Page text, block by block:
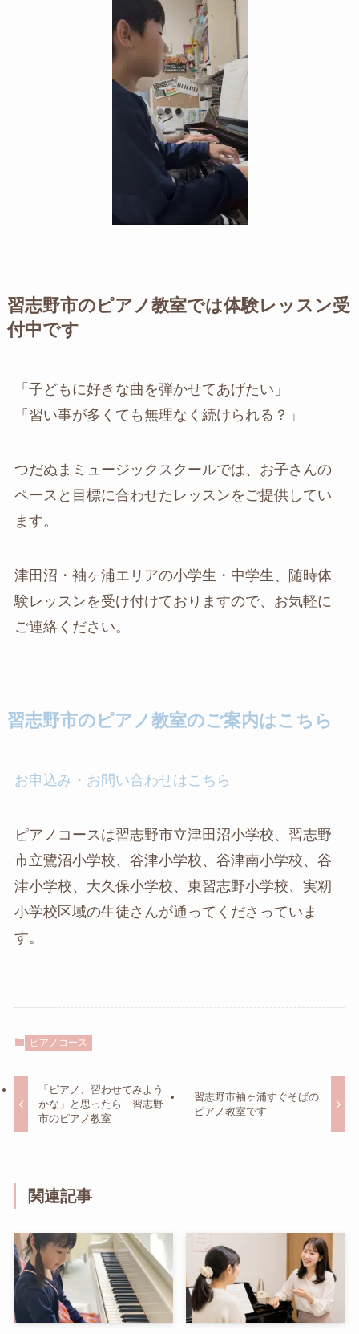
習志野市のピアノ教室では体験レッスン受
付中です
「子どもに好きな曲を弾かせてあげたい」
「習い事が多くても無理なく続けられる？」
つだぬまミュージックスクールでは、お子さんの
ペースと目標に合わせたレッスンをご提供してい
ます。
津田沼・袖ヶ浦エリアの小学生・中学生、随時体
験レッスンを受け付けておりますので、お気軽に
ご連絡ください。
習志野市のピアノ教室のご案内はこちら
お申込み・お問い合わせはこちら
ピアノコースは習志野市立津田沼小学校、習志野
市立鷺沼小学校、谷津小学校、谷津南小学校、谷
津小学校、大久保小学校、東習志野小学校、実籾
小学校区域の生徒さんが通ってくださっていま
す。
ピアノコース
「ピアノ、習わせてみよう
かな」と思ったら｜習志野
市のピアノ教室
習志野市袖ヶ浦すぐそばの
ピアノ教室です
関連記事